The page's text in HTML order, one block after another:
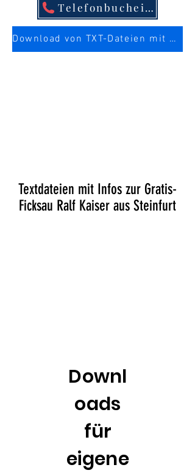
Telefonbucheintrag
Download von TXT-Dateien mit mehr Infos über die Sau
Textdateien mit Infos zur Gratis-
Ficksau Ralf Kaiser aus Steinfurt
Downl
oads
für
eigene